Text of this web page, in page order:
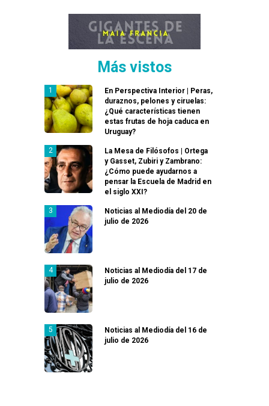
Más vistos
En Perspectiva Interior | Peras,
duraznos, pelones y ciruelas:
¿Qué características tienen
estas frutas de hoja caduca en
Uruguay?
La Mesa de Filósofos | Ortega
y Gasset, Zubiri y Zambrano:
¿Cómo puede ayudarnos a
pensar la Escuela de Madrid en
el siglo XXI?
Noticias al Mediodía del 20 de
julio de 2026
Noticias al Mediodía del 17 de
julio de 2026
Noticias al Mediodía del 16 de
julio de 2026